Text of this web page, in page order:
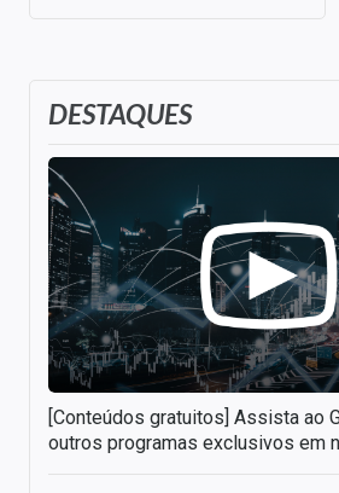
DESTAQUES
[Conteúdos gratuitos] Assista ao
outros programas exclusivos em